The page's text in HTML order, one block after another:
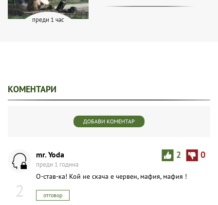
преди 1 час
КОМЕНТАРИ
ДОБАВИ КОМЕНТАР
2
2 0
mr. Yoda
преди 1 година
O-став-ка! Кой не скача е червен, мафия, мафия !
отговор